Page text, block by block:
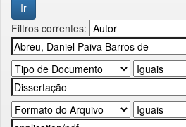
Filtros correntes: